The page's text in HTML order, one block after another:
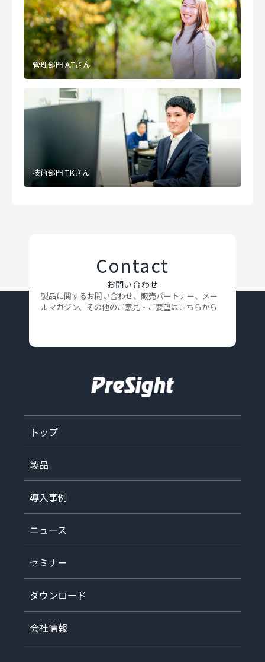
管理部門 A.Tさん
技術部門 T.Kさん
Contact
お問い合わせ
製品に関するお問い合わせ、販売パートナー、メー
ルマガジン、 その他のご意見・ご要望はこちらから
トップ
製品
導入事例
ニュース
セミナー
ダウンロード
会社情報